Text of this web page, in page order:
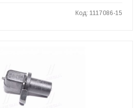
Код: 1117086-15